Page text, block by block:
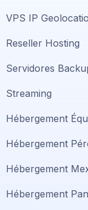
VPS IP
Reseller Hosting
Servidores
Streaming
Hébergement
Hébergement
Hébergement
Hébergement